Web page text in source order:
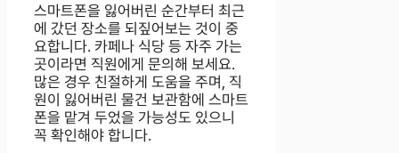
스마트폰을 잃어버린 순간부터 최근
에 갔던 장소를 되짚어보는 것이 중
요합니다. 카페나 식당 등 자주 가는
곳이라면 직원에게 문의해 보세요.
많은 경우 친절하게 도움을 주며, 직
원이 잃어버린 물건 보관함에 스마트
폰을 맡겨 두었을 가능성도 있으니
꼭 확인해야 합니다.